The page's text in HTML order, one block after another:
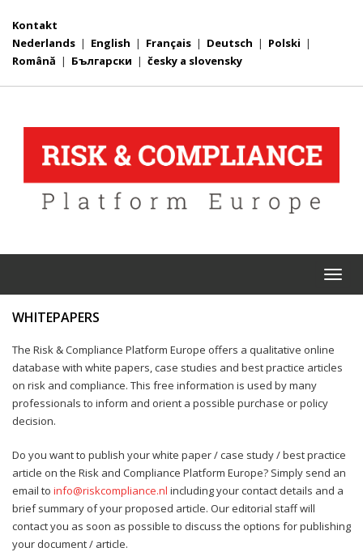
Kontakt
Nederlands | English | Français | Deutsch | Polski |
Română | Български | česky a slovensky
WHITEPAPERS
The Risk & Compliance Platform Europe offers a qualitative online
database with white papers, case studies and best practice articles
on risk and compliance. This free information is used by many
professionals to inform and orient a possible purchase or policy
decision.
Do you want to publish your white paper / case study / best practice
article on the Risk and Compliance Platform Europe? Simply send an
email to info@riskcompliance.nl including your contact details and a
brief summary of your proposed article. Our editorial staff will
contact you as soon as possible to discuss the options for publishing
your document / article.